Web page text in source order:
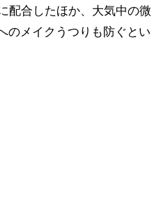
配合したほか、大気中の微
のメイクうつりも防ぐとい